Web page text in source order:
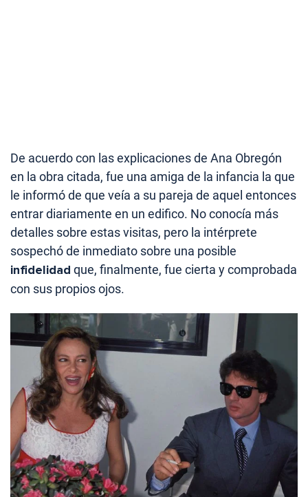
De acuerdo con las explicaciones de Ana Obregón
en la obra citada, fue una amiga de la infancia la que
le informó de que veía a su pareja de aquel entonces
entrar diariamente en un edifico. No conocía más
detalles sobre estas visitas, pero la intérprete
sospechó de inmediato sobre una posible
infidelidad que, finalmente, fue cierta y comprobada
con sus propios ojos.